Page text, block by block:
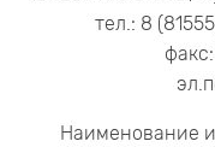
тел.: 8
Наименование